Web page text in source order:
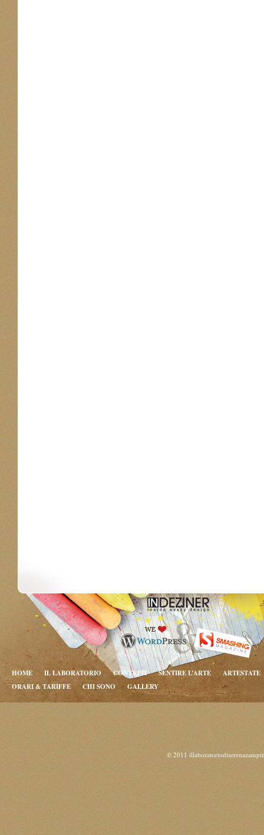
HOME IL LABORATORIO CONTATTI SENTIRE L’ARTE
ARTESTATE
ORARI & TARIFFE
CHI SONO GALLERY
© 2011